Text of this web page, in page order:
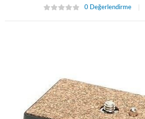
0 Değerlendirme